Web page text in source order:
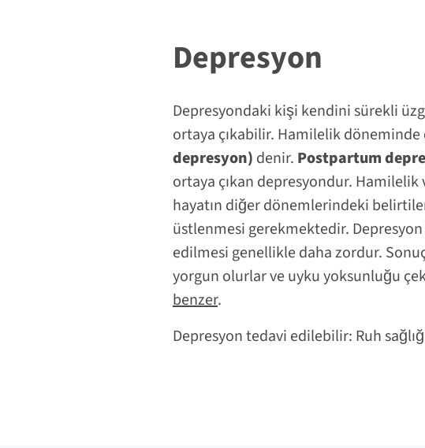
Depresyon
Depresyondaki kişi kendini sürekli
ortaya çıkabilir. Hamilelik döneminde
depresyon) denir. Postpartum
ortaya çıkan depresyondur.
hayatın diğer dönemlerindeki
üstlenmesi gerekmektedir.
edilmesi genellikle daha zordur.
yorgun olurlar ve uyku yoksunluğu
benzer.
Depresyon tedavi edilebilir: Ruh